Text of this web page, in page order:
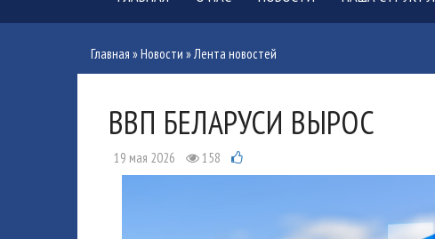
Главная »Новости »Лента новостей
ВВП БЕЛАРУСИ ВЫРОС
19 мая 2026 158